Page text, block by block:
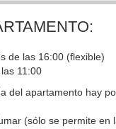
de las 16:00 (flexible)
11:00
del apartamento hay
(sólo se permite en